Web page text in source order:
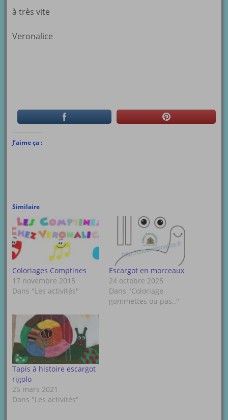
à très vite
Veronalice
J’aime ça :
Similaire
Coloriages Comptines
17 novembre 2015
Dans "Les activités"
Escargot en morceaux
24 octobre 2025
Dans "Coloriage
gommettes ou pas.."
Tapis à histoire escargot
rigolo
25 mars 2021
Dans "Les activités"